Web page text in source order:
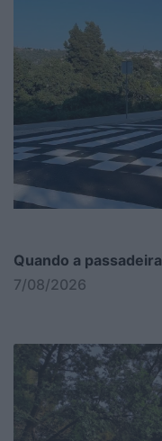
Quando a
7/08/2026